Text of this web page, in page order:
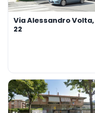
Via Alessandro Volta,
22